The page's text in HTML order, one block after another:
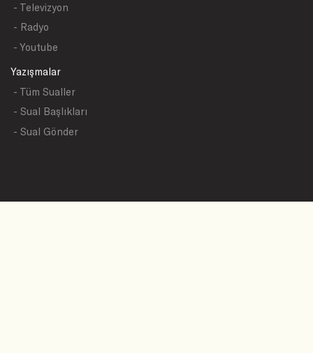
- Televizyon
- Radyo
- Youtube
Yazışmalar
- Tüm Sualler
- Sual Başlıkları
- Sual Gönder